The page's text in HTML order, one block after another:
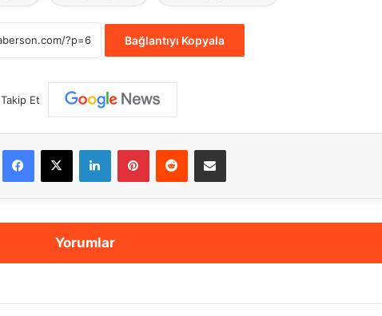
Bağlantıyı Kopyala
Takip Et
Facebook
X LinkedInPinterestReddit E-Posta ile paylaş
Yorumlar